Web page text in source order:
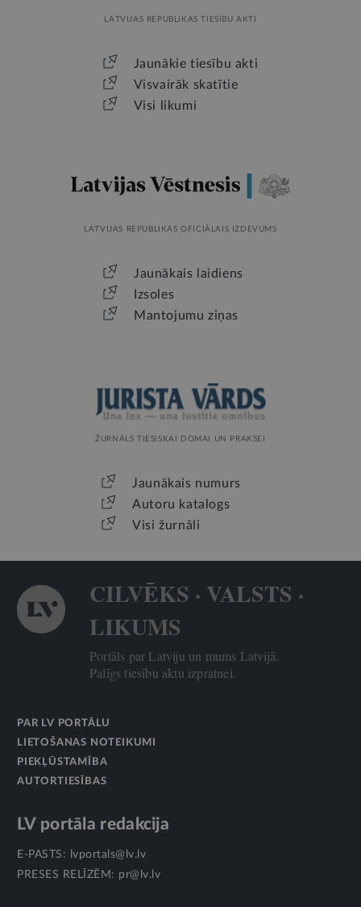
LATVIJAS REPUBLIKAS TIESĪBU AKTI
Jaunākie tiesību akti
Visvairāk skatītie
Visi likumi
LATVIJAS REPUBLIKAS OFICIĀLAIS IZDEVUMS
Jaunākais laidiens
Izsoles
Mantojumu ziņas
ŽURNĀLS TIESISKAI DOMAI UN PRAKSEI
Jaunākais numurs
Autoru katalogs
Visi žurnāli
CILVĒKS · VALSTS ·
LIKUMS
Portāls par Latviju un mums Latvijā.
Palīgs tiesību aktu izpratnei.
PAR LV PORTĀLU
LIETOŠANAS NOTEIKUMI
PIEKĻŪSTAMĪBA
AUTORTIESĪBAS
LV portāla redakcija
E-PASTS:
lvportals@lv.lv
PRESES RELĪZĒM: pr@lv.lv